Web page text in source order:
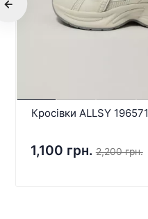
Кросівки ALLSY 196571
1,100 грн. 2,200 грн.